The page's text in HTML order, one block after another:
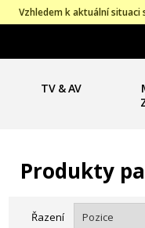
Vzhledem k aktuální
TV & AV
Produkty
Řazení